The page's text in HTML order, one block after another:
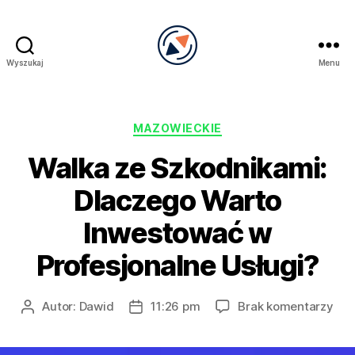
Wyszukaj Menu
Kategorie
MAZOWIECKIE
Walka ze Szkodnikami:
Dlaczego Warto
Inwestować w
Profesjonalne Usługi?
AutorAutor: Dawid
Data11:26 pm Brak komentarzydo